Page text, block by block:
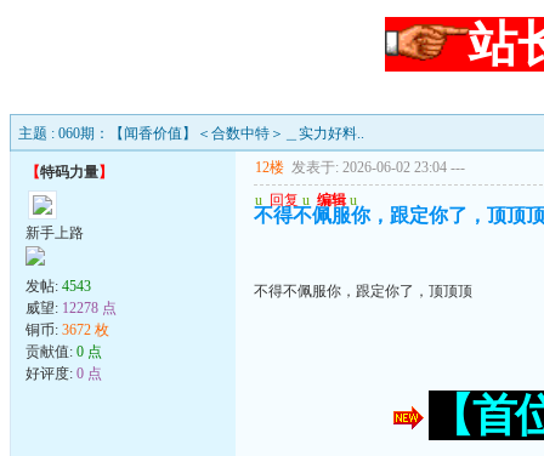
站
主题 : 060期：【闻香价值】＜合数中特＞＿实力好料..
【特码力量】
新手上路
发帖: 4543
威望: 12278 点
铜币: 3672 枚
贡献值: 0 点
好评度: 0 点
12楼 发表于: 2026-06-02 23:04 ---
u 回复 u 编辑 u
不得不佩服你，跟定你了，顶顶顶
不得不佩服你，跟定你了，顶顶顶
【